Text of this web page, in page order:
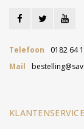
Telefoon
0182 64
Mail
KLANTENSERVICE